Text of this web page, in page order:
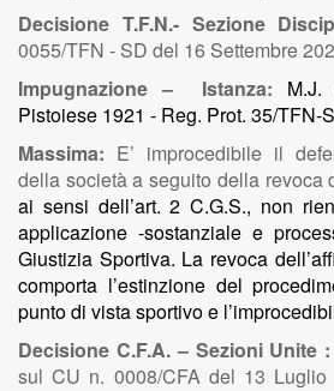
Decisione T.F.N.- Sezione
0055/TFN - SD del 16 Settembre
Impugnazione – Istanza:
Pistoiese 1921 - Reg. Prot. 35/TFN-
Massima: E’ improcedibile il
della società a seguito della revoca
ai sensi dell’art. 2 C.G.S., non
applicazione -sostanziale e
Giustizia Sportiva. La revoca
comporta l’estinzione del
punto di vista sportivo e
Decisione C.F.A. – Sezioni Unite :
sul CU n. 0008/CFA del 13